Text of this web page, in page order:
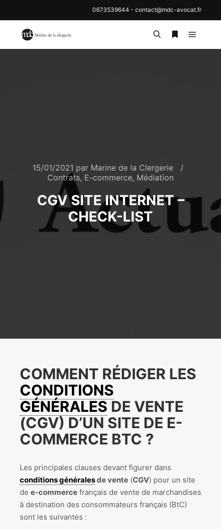
0673539644 - contact@mdc-avocat.fr
Menu
15/01/2021 par Marine de la Clergerie
Contrats, E-commerce, Médiation
CGV SITE INTERNET –
CHECK-LIST
COMMENT RÉDIGER LES
CONDITIONS
GÉNÉRALES DE VENTE
(CGV) D’UN SITE DE E-
COMMERCE BTC ?
Les principales clauses devant figurer dans
conditions généralesde vente (CGV) pour un site
de e-commerce français de vente de marchandises
à destination des consommateurs français (BtC)
sont les suivantes :